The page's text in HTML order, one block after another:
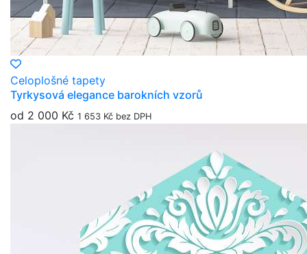
Celoplošné tapety
Tyrkysová elegance barokních vzorů
od 2 000 Kč 1 653 Kč bez DPH